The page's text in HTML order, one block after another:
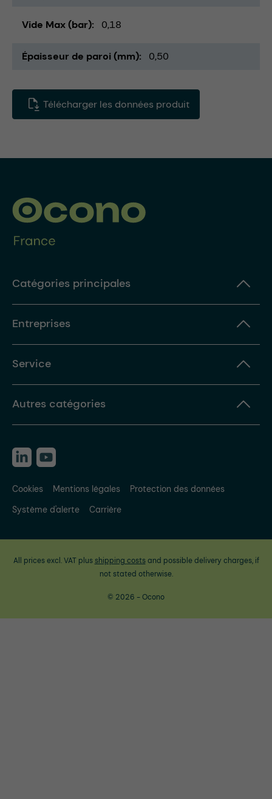
Vide Max (bar) 0,18
Épaisseur de paroi (mm) 0,50
Télécharger les données produit
Catégories principales
Entreprises
Service
Autres catégories
Cookies Mentions légales
Protection des données
Système d'alerte
Carrière
All prices excl. VAT plus shipping costsand possible delivery charges, if
not stated otherwise.
© 2026 - Ocono